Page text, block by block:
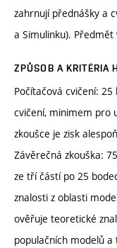
zahrnují přednášky a
a Simulinku). Předmět
ZPŮSOB A KRITÉRIA
Počítačová cvičení:
cvičení, minimem pro
zkoušce je zisk
Závěrečná zkouška:
ze tří částí po 25
znalosti z oblasti
ověřuje teoretické
populačních modelů